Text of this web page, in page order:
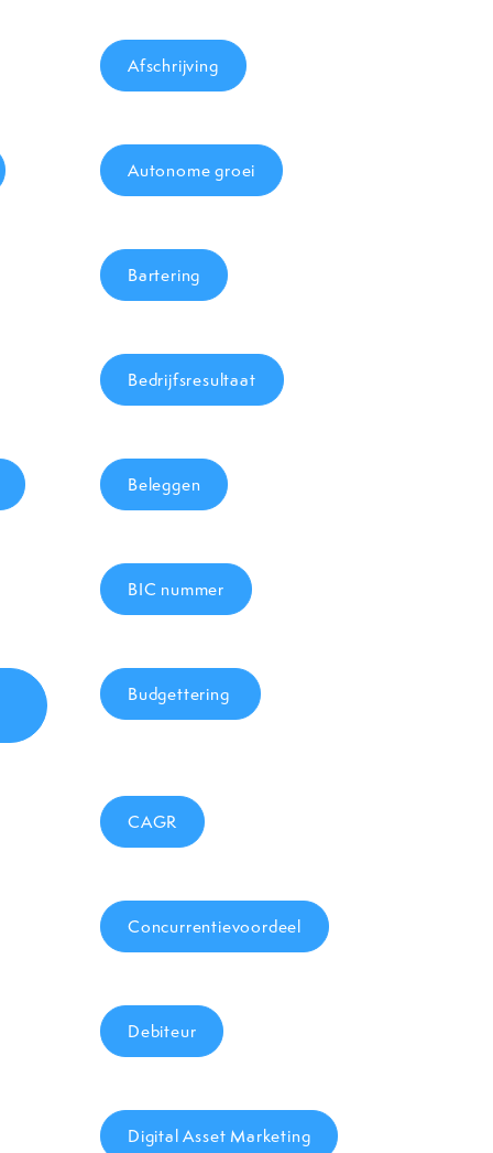
Afschrijving
Autonome groei
Bartering
Bedrijfsresultaat
Beleggen
BIC nummer
Budgettering
CAGR
Concurrentievoordeel
Debiteur
Digital Asset Marketing